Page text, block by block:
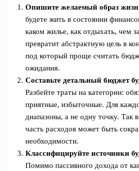
Опишите желаемый образ
будете жить в состоянии
каком жилье, как отдыхать, чем
превратит абстрактную цель в
под который проще считать
ожидания.
Составьте детальный бюджет
Разбейте траты на категории:
приятные, избыточные. Для
диапазоны, а не одну точку. Так
часть расходов может быть
необходимости.
Классифицируйте источники
Помимо пассивного дохода от